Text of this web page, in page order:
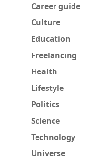
Career guide
Culture
Education
Freelancing
Health
Lifestyle
Politics
Science
Technology
Universe